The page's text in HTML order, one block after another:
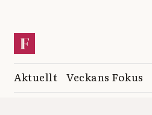
Aktuellt Veckans Fokus